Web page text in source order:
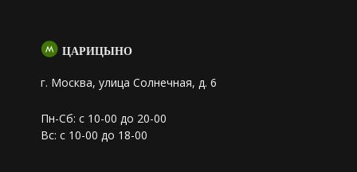
ЦАРИЦЫНО
г. Москва, улица Солнечная, д. 6
Пн-Сб: с 10-00 до 20-00
Вс: с 10-00 до 18-00